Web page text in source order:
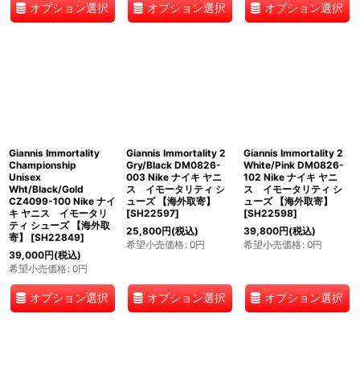
オプション選択 オプション選択 オプション選択
Giannis Immortality
Championship
Unisex
Wht/Black/Gold
CZ4099-100 Nike ナイ
キ ヤニス イモータリ
ティ シューズ 【海外取
寄】
[SH22849]
39,000円(税込)
希望小売価格: 0円
オプション選択
Giannis Immortality 2
Gry/Black DM0826-
003 Nike ナイキ ヤニ
ス イモータリティ シ
ューズ 【海外取寄】
[SH22597]
25,800円(税込)
希望小売価格: 0円
オプション選択
Giannis Immortality 2
White/Pink DM0826-
102 Nike ナイキ ヤニ
ス イモータリティ シ
ューズ 【海外取寄】
[SH22598]
39,800円(税込)
希望小売価格: 0円
オプション選択